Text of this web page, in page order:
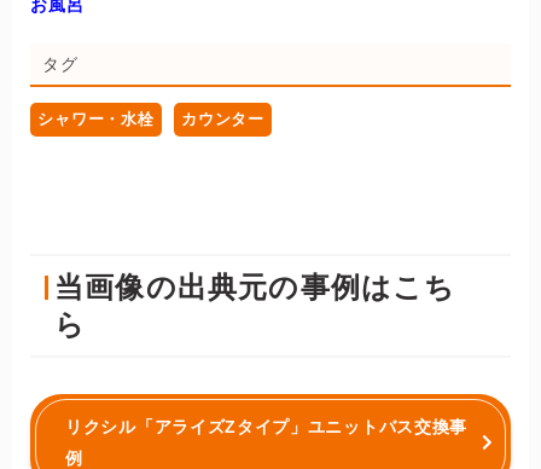
お風呂
タグ
シャワー・水栓 カウンター
当画像の出典元の事例はこち
ら
リクシル「アライズZタイプ」ユニットバス交換事
例